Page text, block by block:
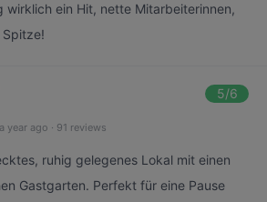
wirklich ein Hit, nette Mitarbeiterinnen,
Spitze!
5/6
a year ago · 91 reviews
ruhig gelegenes Lokal mit einen
Gastgarten. Perfekt für eine Pause